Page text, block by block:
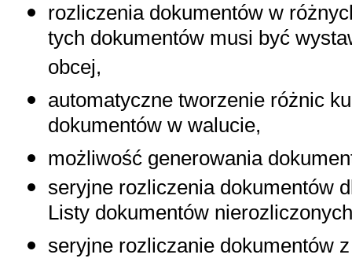
rozliczenia dokumentów w
tych dokumentów musi być
obcej,
automatyczne tworzenie różnic
dokumentów w walucie,
możliwość generowania
seryjne rozliczenia dokumentów
Listy dokumentów
seryjne rozliczanie dokumentów